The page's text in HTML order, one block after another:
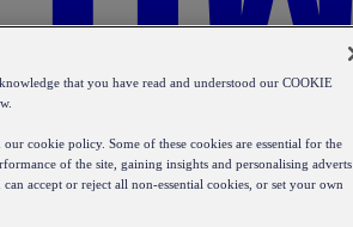
that you have read and understood our COOKIE
cookie policy. Some of these cookies are essential for the
of the site, gaining insights and personalising adverts
accept or reject all non-essential cookies, or set your own